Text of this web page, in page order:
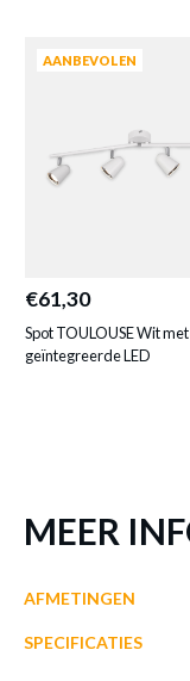
AANBEVOLEN
€61,30
Spot TOULOUSE Wit met
geïntegreerde LED
MEER
AFMETINGEN
SPECIFICATIES
SPOT
Productnummer:
€ 61,30